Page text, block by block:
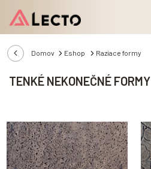
Domov Eshop Raziace formy
TENKÉ NEKONEČNÉ FORMY